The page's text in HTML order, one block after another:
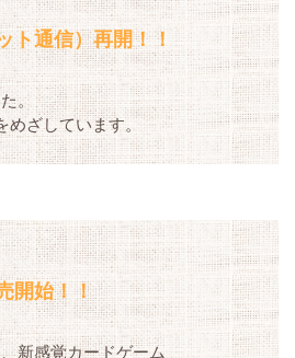
ト通信）再開！！
。
めざしています。
開始！！
新感覚カードゲーム